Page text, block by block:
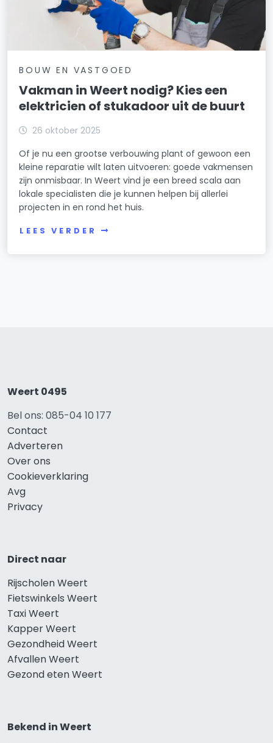
BOUW EN VASTGOED
Vakman in Weert nodig? Kies een
elektricien of stukadoor uit de buurt
26 oktober 2025
Of je nu een grootse verbouwing plant of gewoon een
kleine reparatie wilt laten uitvoeren: goede vakmensen
zijn onmisbaar. In Weert vind je een breed scala aan
lokale specialisten die je kunnen helpen bij allerlei
projecten in en rond het huis.
LEES VERDER
Weert 0495
Bel ons: 085-04 10 177
Contact
Adverteren
Over ons
Cookieverklaring
Avg
Privacy
Direct naar
Rijscholen Weert
Fietswinkels Weert
Taxi Weert
Kapper Weert
Gezondheid Weert
Afvallen Weert
Gezond eten Weert
Bekend in Weert